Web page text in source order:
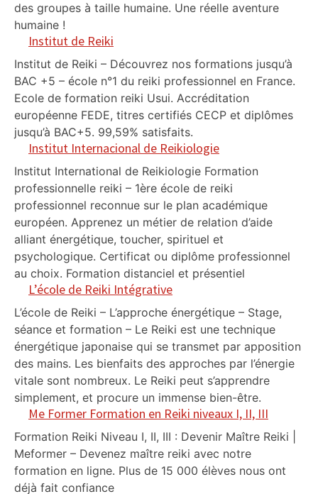
des groupes à taille humaine. Une réelle aventure
humaine !
Institut de Reiki
Institut de Reiki – Découvrez nos formations jusqu’à
BAC +5 – école n°1 du reiki professionnel en France.
Ecole de formation reiki Usui. Accréditation
européenne FEDE, titres certifiés CECP et diplômes
jusqu’à BAC+5. 99,59% satisfaits.
Institut Internacional de Reikiologie
Institut International de Reikiologie Formation
professionnelle reiki – 1ère école de reiki
professionnel reconnue sur le plan académique
européen. Apprenez un métier de relation d’aide
alliant énergétique, toucher, spirituel et
psychologique. Certificat ou diplôme professionnel
au choix. Formation distanciel et présentiel
L’école de Reiki Intégrative
L’école de Reiki – L’approche énergétique – Stage,
séance et formation – Le Reiki est une technique
énergétique japonaise qui se transmet par apposition
des mains. Les bienfaits des approches par l’énergie
vitale sont nombreux. Le Reiki peut s’apprendre
simplement, et procure un immense bien-être.
Me Former Formation en Reiki niveaux I, II, III
Formation Reiki Niveau I, II, III : Devenir Maître Reiki |
Meformer – Devenez maître reiki avec notre
formation en ligne. Plus de 15 000 élèves nous ont
déjà fait confiance